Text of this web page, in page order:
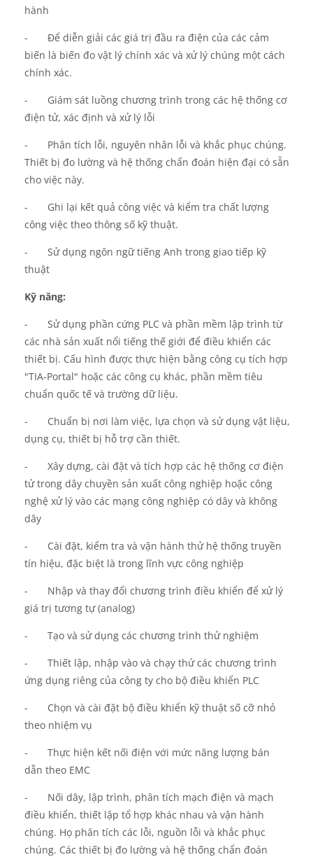
hành
- Để diễn giải các giá trị đầu ra điện của các cảm
biến là biến đo vật lý chính xác và xử lý chúng một cách
chính xác.
- Giám sát luồng chương trình trong các hệ thống cơ
điện tử, xác định và xử lý lỗi
- Phân tích lỗi, nguyên nhân lỗi và khắc phục chúng.
Thiết bị đo lường và hệ thống chẩn đoán hiện đại có sẵn
cho việc này.
- Ghi lại kết quả công việc và kiểm tra chất lượng
công việc theo thông số kỹ thuật.
- Sử dụng ngôn ngữ tiếng Anh trong giao tiếp kỹ
thuật
Kỹ năng:
- Sử dụng phần cứng PLC và phần mềm lập trình từ
các nhà sản xuất nổi tiếng thế giới để điều khiển các
thiết bị. Cấu hình được thực hiện bằng công cụ tích hợp
"TIA-Portal" hoặc các công cụ khác, phần mềm tiêu
chuẩn quốc tế và trường dữ liệu.
- Chuẩn bị nơi làm việc, lựa chọn và sử dụng vật liệu,
dụng cụ, thiết bị hỗ trợ cần thiết.
- Xây dựng, cài đặt và tích hợp các hệ thống cơ điện
tửtrong dây chuyền sản xuất công nghiệp hoặc công
nghệ xử lý vào các mạng công nghiệp có dây và không
dây
- Cài đặt, kiểm tra và vận hành thửhệ thống truyền
tín hiệu, đặc biệt là trong lĩnh vực công nghiệp
- Nhập và thay đổi chương trình điều khiển để xử lý
giá trị tương tự(analog)
- Tạo và sử dụng các chương trình thử nghiệm
- Thiết lập, nhập vào và chạy thửcác chương trình
ứng dụng riêng của công ty cho bộ điều khiển PLC
- Chọn và cài đặt bộ điều khiển kỹ thuật số cỡ nhỏ
theo nhiệm vụ
- Thực hiện kết nối điện với mức năng lượng bán
dẫn theo EMC
- Nối dây, lập trình, phân tích mạch điện và mạch
điều khiển, thiết lập tổ hợp khác nhau và vận hành
chúng. Họ phân tích các lỗi, nguồn lỗi và khắc phục
chúng. Các thiết bị đo lường và hệ thống chẩn đoán